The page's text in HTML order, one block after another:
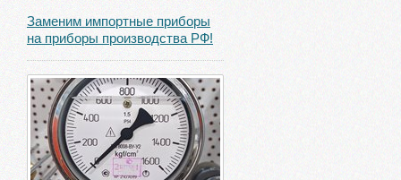
Заменим импортные приборы
на приборы производства РФ!